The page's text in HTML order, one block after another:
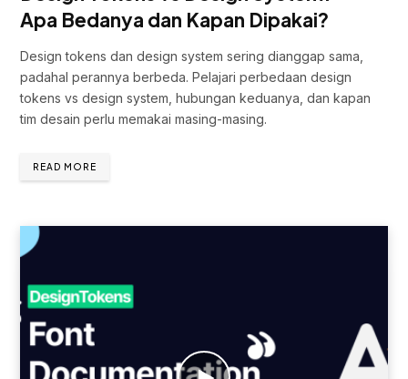
Apa Bedanya dan Kapan Dipakai?
Design tokens dan design system sering dianggap sama,
padahal perannya berbeda. Pelajari perbedaan design
tokens vs design system, hubungan keduanya, dan kapan
tim desain perlu memakai masing-masing.
READ MORE